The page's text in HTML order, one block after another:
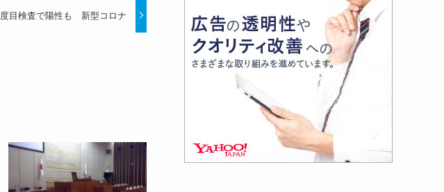
目検査で陽性も 新型コロナ